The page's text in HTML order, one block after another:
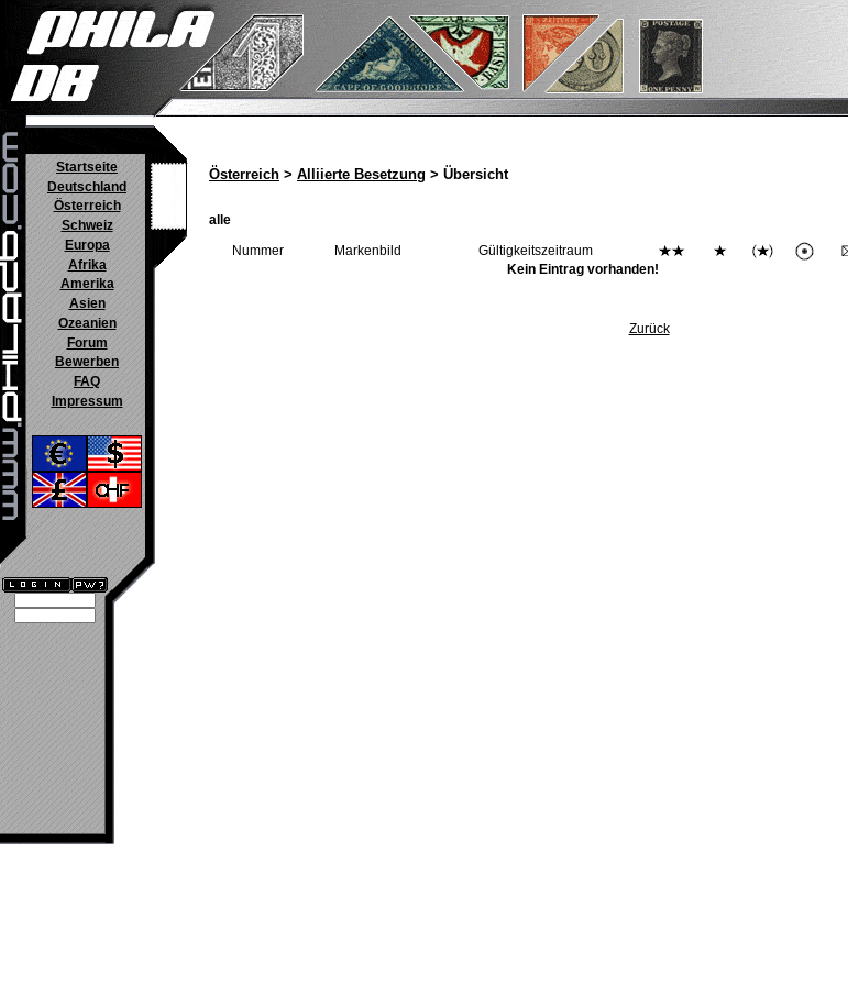
Startseite
Deutschland
Österreich
Schweiz
Europa
Afrika
Amerika
Asien
Ozeanien
Forum
Bewerben
FAQ
Impressum
Österreich > Alliierte Besetzung > Übersicht
alle
Nummer Markenbild Gültigkeitszeitraum
Kein Eintrag vorhanden!
Zurück